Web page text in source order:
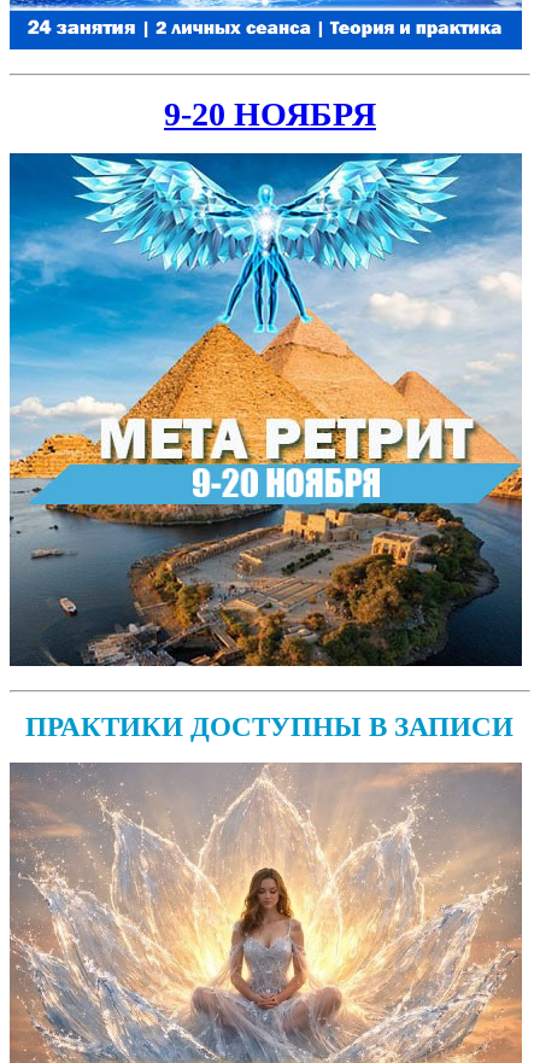
9-20 НОЯБРЯ
ПРАКТИКИ ДОСТУПНЫ В ЗАПИСИ